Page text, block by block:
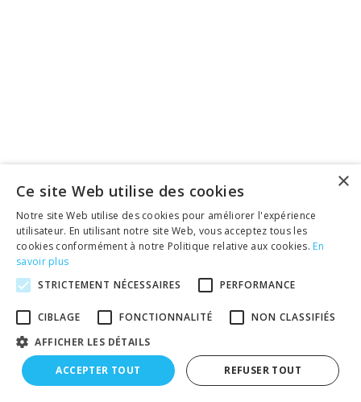
×
Ce site Web utilise des cookies
Notre site Web utilise des cookies pour améliorer l'expérience
utilisateur. En utilisant notre site Web, vous acceptez tous les
cookies conformément à notre Politique relative aux cookies. En
savoir plus
STRICTEMENT NÉCESSAIRES
PERFORMANCE
CIBLAGE FONCTIONNALITÉ
NON CLASSIFIÉS
AFFICHER LES DÉTAILS
ACCEPTER TOUT REFUSER TOUT